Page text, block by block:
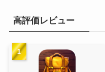
高評価レビュー